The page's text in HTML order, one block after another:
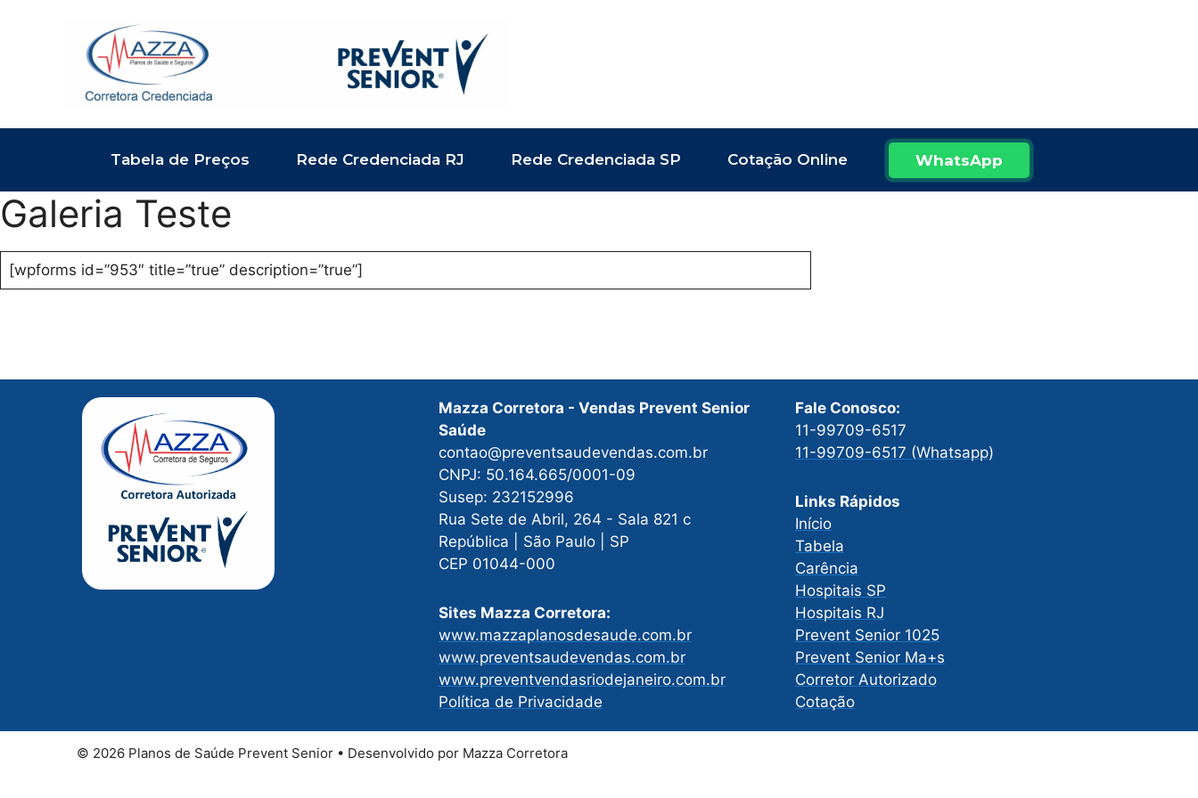
Tabela de Preços Rede Credenciada RJ Rede Credenciada SP Cotação Online WhatsApp
Galeria Teste
[wpforms id=”953″ title=”true” description=”true”]
Mazza Corretora - Vendas Prevent Senior
Saúde
contao@preventsaudevendas.com.br
CNPJ: 50.164.665/0001-09
Susep: 232152996
Rua Sete de Abril, 264 - Sala 821 c
República | São Paulo | SP
CEP 01044-000
Sites Mazza Corretora:
www.mazzaplanosdesaude.com.br
www.preventsaudevendas.com.br
www.preventvendasriodejaneiro.com.br
Política de Privacidade
Fale Conosco:
11-99709-6517
11-99709-6517 (Whatsapp)
Links Rápidos
Início
Tabela
Carência
Hospitais SP
Hospitais RJ
Prevent Senior 1025
Prevent Senior Ma+s
Corretor Autorizado
Cotação
© 2026 Planos de Saúde Prevent Senior • Desenvolvido por Mazza Corretora